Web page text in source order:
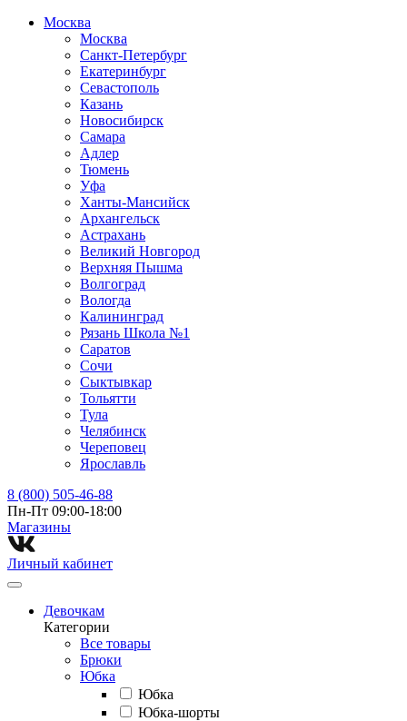
Москва
Москва
Санкт-Петербург
Екатеринбург
Севастополь
Казань
Новосибирск
Самара
Адлер
Тюмень
Уфа
Ханты-Мансийск
Архангельск
Астрахань
Великий Новгород
Верхняя Пышма
Волгоград
Вологда
Калининград
Рязань Школа №1
Саратов
Сочи
Сыктывкар
Тольятти
Тула
Челябинск
Череповец
Ярославль
8 (800) 505-46-88
Пн-Пт 09:00-18:00
Магазины⁠
Личный кабинет
Девочкам
Категории
Все товары
Брюки
Юбка
Юбка
Юбка-шорты